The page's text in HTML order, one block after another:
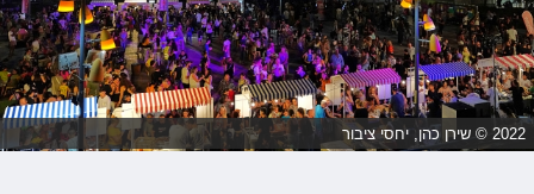
2022 © שירן כהן, יחסי ציבור